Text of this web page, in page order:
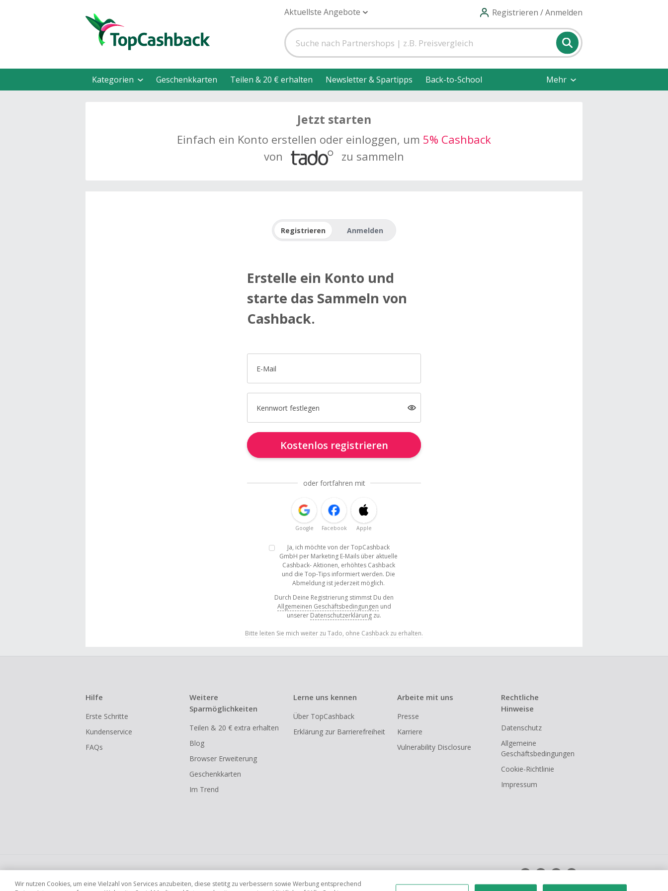
Aktuellste Angebote Registrieren / Anmelden
Kategorien Geschenkkarten Teilen & 20 € erhalten Newsletter & Spartipps Back-to-School Mehr
Jetzt starten
Einfach ein Konto erstellen oder einloggen, um 5% Cashback
von
zu sammeln
Registrieren Anmelden
Erstelle ein Konto und
starte das Sammeln von
Cashback.
E-Mail
Kennwort festlegen
Kostenlos registrieren
oder fortfahren mit
Google Facebook Apple
Ja, ich möchte von der TopCashback
GmbH per Marketing E-Mails über aktuelle
Cashback- Aktionen, erhöhtes Cashback
und die Top-Tips informiert werden. Die
Abmeldung ist jederzeit möglich.
Durch Deine Registrierung stimmst Du den
Allgemeinen Geschäftsbedingungen und
unserer Datenschutzerklärung zu.
Bitte leiten Sie mich weiter zu Tado, ohne Cashback zu erhalten.
Hilfe
Erste Schritte
Kundenservice
FAQs
Weitere
Sparmöglichkeiten
Teilen & 20 € extra erhalten
Blog
Browser Erweiterung
Geschenkkarten
Im Trend
Lerne uns kennen
Über TopCashback
Erklärung zur Barrierefreiheit
Arbeite mit uns
Presse
Karriere
Vulnerability Disclosure
Rechtliche
Hinweise
Datenschutz
Allgemeine
Geschäftsbedingungen
Cookie-Richtlinie
Impressum
Globale Websites UK US CN JP FR AU IT ES
Wir nutzen Cookies, um eine Vielzahl von Services anzubeiten, diese stetitg zu verbessern sowie Werbung entsprechend